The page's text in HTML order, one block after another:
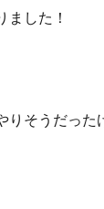
ました！
りそうだった